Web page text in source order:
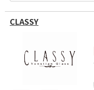
CLASSY